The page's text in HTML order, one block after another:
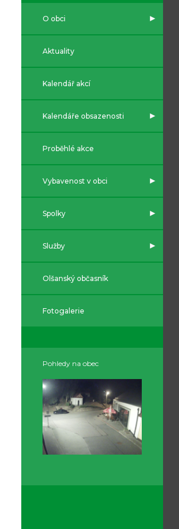
O obci
Aktuality
Kalendář akcí
Kalendáře obsazenosti
Proběhlé akce
Vybavenost v obci
Spolky
Služby
Olšanský občasník
Fotogalerie
Pohledy na obec